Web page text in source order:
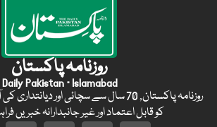
روزنامہ پاکستان
Daily Pakistan · Islamabad
روزنامہ پاکستان, 70 سال سے سچائی اور
کو قابل اعتماد اور غیر جانبدارانہ خبریں